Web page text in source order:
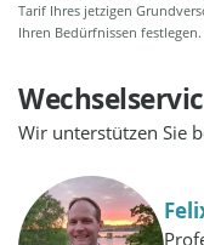
Tarif Ihres jetzigen
Ihren Bedürfnissen festlegen.
Wir unterstützen Sie